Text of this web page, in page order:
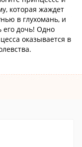
которая жаждет
в глухомань, и
его дочь! Одно
оказывается в